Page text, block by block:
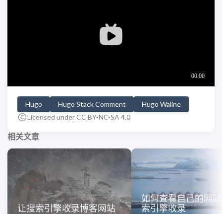
Hugo Hugo Stack Comment
Hugo Waline
Licensed under CC BY-NC-SA 4.0
相关文章
让搜索引擎收录博客网站
如何查看自己的网
索引擎收录